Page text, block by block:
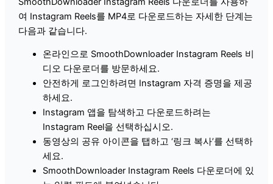
여 Instagram Reels를 MP4로 다운로드하는 자세한 단계는
다음과 같습니다.
온라인으로 SmoothDownloader Instagram Reels 비
디오 다운로더를 방문하세요.
안전하게 로그인하려면 Instagram 자격 증명을 제공
하세요.
Instagram 앱을 탐색하고 다운로드하려는
Instagram Reel을 선택하십시오.
동영상의 공유 아이콘을 탭하고 ‘링크 복사’를 선택하
세요.
SmoothDownloader Instagram Reels 다운로더에 있